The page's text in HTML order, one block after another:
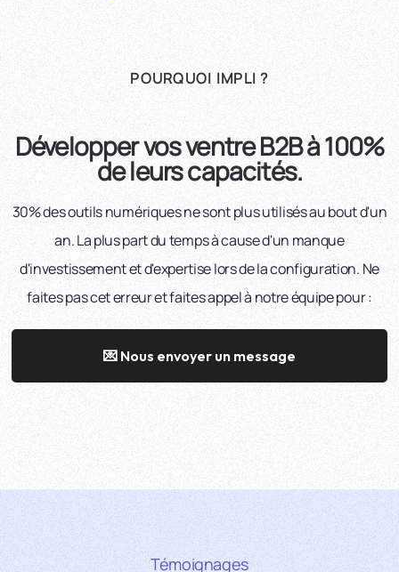
POURQUOI IMPLI ?
Développer vos ventre B2B à 100%
de leurs capacités.
30% des outils numériques ne sont plus utilisés au bout d'un
an. La plus part du temps à cause d'un manque
d'investissement et d'expertise lors de la configuration. Ne
faites pas cet erreur et faites appel à notre équipe pour :
💌 Nous envoyer un message
Témoignages